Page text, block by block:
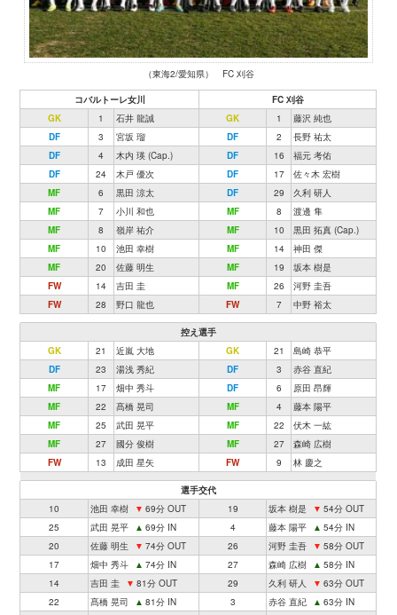
（東海2/愛知県） FC 刈谷
コバルトーレ女川
FC 刈谷
GK
1 石井 龍誠 GK 1
藤沢 純也
DF
3 宮坂 瑠 DF 2
長野 祐太
DF
4 木内 瑛 (Cap.) DF 16
福元 考佑
DF
24 木戸 優次 DF 17
佐々木 宏樹
MF
6 黒田 涼太 DF 29
久利 研人
MF
7 小川 和也 MF 8
渡邊 隼
MF
8 嶺岸 祐介 MF 10
黒田 拓真 (Cap.)
MF
10 池田 幸樹 MF 14
神田 傑
MF
20 佐藤 明生 MF 19
坂本 樹是
FW
14 吉田 圭 MF 26
河野 圭吾
FW
28 野口 龍也 FW 7 中野 裕太
控え選手
GK
21 近嵐 大地 GK 21
島崎 恭平
DF
23 湯浅 秀紀 DF 3
赤谷 直紀
MF
17 畑中 秀斗 DF 6
原田 昂輝
MF
22 髙橋 晃司 MF 4
藤本 陽平
MF
25 武田 晃平 MF 22
伏木 一紘
MF
27 國分 俊樹 MF 27
森崎 広樹
FW
13 成田 星矢 FW 9 林 慶之
選手交代
10
池田 幸樹 ▼ 69分 OUT 19 坂本 樹是 ▼ 54分 OUT
25
武田 晃平 ▲ 69分 IN 4 藤本 陽平 ▲ 54分 IN
20
佐藤 明生 ▼ 74分 OUT 26 河野 圭吾 ▼ 58分 OUT
17
畑中 秀斗 ▲ 74分 IN 27 森崎 広樹 ▲ 58分 IN
14
吉田 圭 ▼ 81分 OUT 29 久利 研人 ▼ 63分 OUT
22
髙橋 晃司 ▲ 81分 IN 3 赤谷 直紀 ▲ 63分 IN